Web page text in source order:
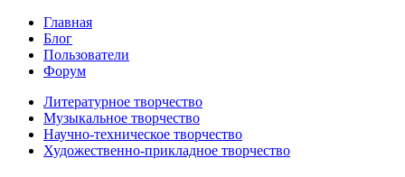
Главная
Блог
Пользователи
Форум
Литературное творчество
Музыкальное творчество
Научно-техническое творчество
Художественно-прикладное творчество